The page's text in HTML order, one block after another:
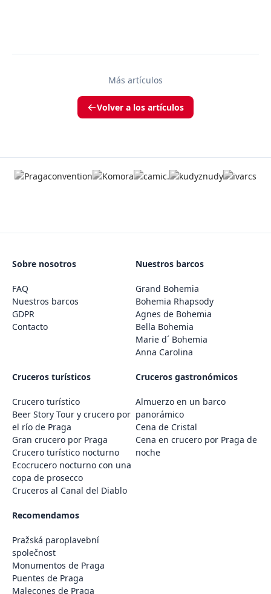
Más artículos
Volver a los artículos
Sobre nosotros
FAQ
Nuestros barcos
GDPR
Contacto
Nuestros barcos
Grand Bohemia
Bohemia Rhapsody
Agnes de Bohemia
Bella Bohemia
Marie d´ Bohemia
Anna Carolina
Cruceros turísticos
Crucero turístico
Beer Story Tour y crucero por
el río de Praga
Gran crucero por Praga
Crucero turístico nocturno
Ecocrucero nocturno con una
copa de prosecco
Cruceros al Canal del Diablo
Cruceros gastronómicos
Almuerzo en un barco
panorámico
Cena de Cristal
Cena en crucero por Praga de
noche
Recomendamos
Pražská paroplavební
společnost
Monumentos de Praga
Puentes de Praga
Malecones de Praga